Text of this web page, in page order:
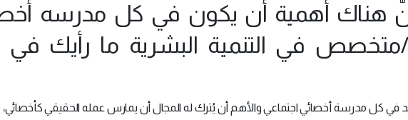
هناك أهمية أن يكون في كل مدرسه
في التنمية البشرية ما رأيك في
في كل مدرسة أخصائي اجتماعي والأهم أن يُترك له المجال أن يمارس عمله الحقيقي